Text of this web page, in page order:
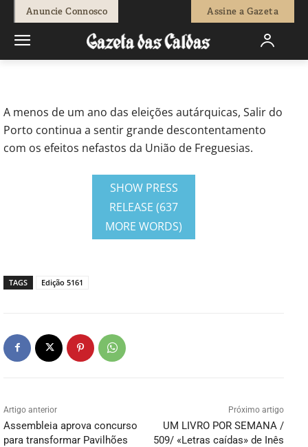
Anuncie Connosco Assine a Gazeta
Redação - 17 de Fevereiro, 2017 1334 0
A menos de um ano das eleições autárquicas, Salir do
Porto continua a sentir grande descontentamento
com os efeitos nefastos da União de Freguesias.
SHOW PRESS
RELEASE (637
MORE WORDS)
TAGS Edição 5161
Artigo anterior
Assembleia aprova concurso
para transformar Pavilhões
Próximo artigo
UM LIVRO POR SEMANA /
509/ «Letras caídas» de Inês